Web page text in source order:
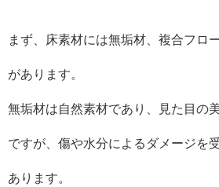
まず、床素材には無垢材、複合フロ
があります。
無垢材は自然素材であり、見た目の
ですが、傷や水分によるダメージを
あります。